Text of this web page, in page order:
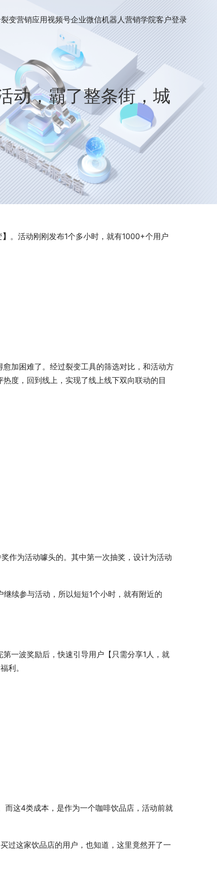
变营销应用视频号企业微信机器人营销学院客户登录
动，霸了整条街，城
】 。活动刚刚发布1个多小时，就有1000+个用户
加困难了。经过裂变工具的筛选对比，和活动方
度，回到线上，实现了线上线下双向联动的目
作为活动噱头的。其中第一次抽奖，设计为活动
续参与活动，所以短短1个小时，就有附近的
一波奖励后，快速引导用户【只需分享1人，就
利。
而这4类成本，是作为一个咖啡饮品店，活动前就
过这家饮品店的用户，也知道，这里竟然开了一